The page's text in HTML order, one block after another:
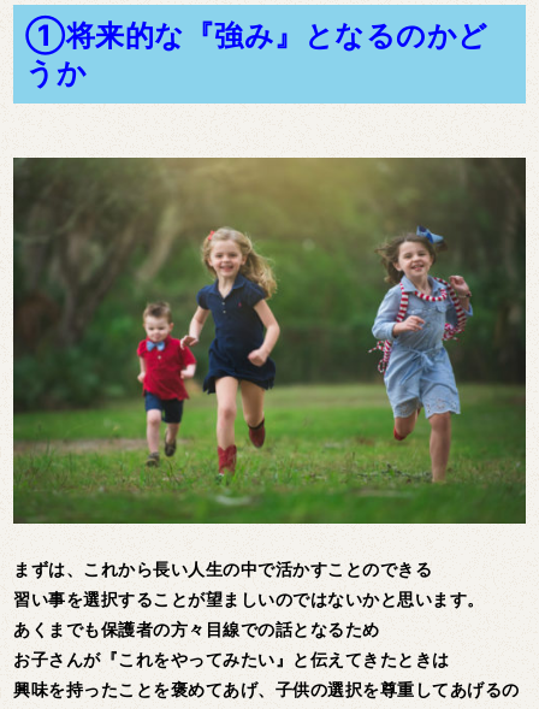
①将来的な『強み』となるのかど
うか
まずは、これから長い人生の中で活かすことのできる
習い事を選択することが望ましいのではないかと思います。
あくまでも保護者の方々目線での話となるため
お子さんが『これをやってみたい』と伝えてきたときは
興味を持ったことを褒めてあげ、子供の選択を尊重してあげるの